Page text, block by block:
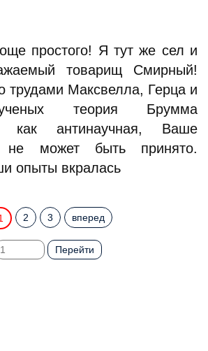
простого! Я тут же сел и
товарищ Смирный!
трудами Максвелла, Герца и
теория Брумма
как антинаучная, Ваше
не может быть принято.
опыты вкралась
2 3 вперед
Перейти